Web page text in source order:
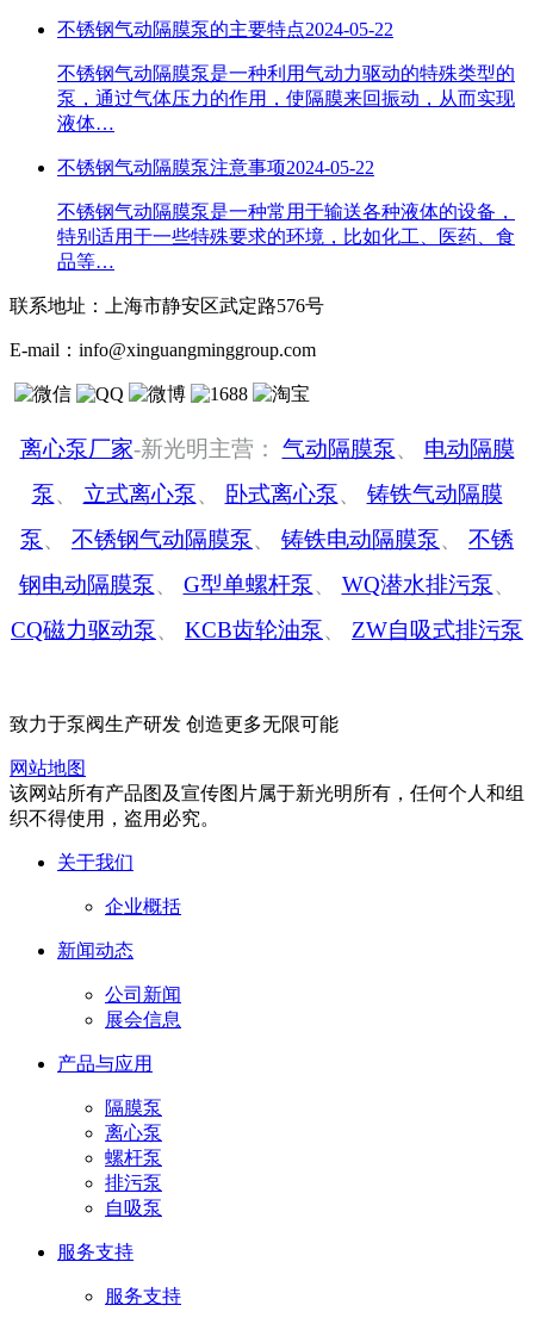
不锈钢气动隔膜泵的主要特点2024-05-22
不锈钢气动隔膜泵是一种利用气动力驱动的特殊类型的
泵，通过气体压力的作用，使隔膜来回振动，从而实现
液体…
不锈钢气动隔膜泵注意事项2024-05-22
不锈钢气动隔膜泵是一种常用于输送各种液体的设备，
特别适用于一些特殊要求的环境，比如化工、医药、食
品等…
联系地址： 上海市静安区武定路576号
E-mail： info@xinguangminggroup.com
离心泵厂家-新光明主营： 气动隔膜泵、 电动隔膜
泵、 立式离心泵、 卧式离心泵、 铸铁气动隔膜
泵、 不锈钢气动隔膜泵、 铸铁电动隔膜泵、 不锈
钢电动隔膜泵、 G型单螺杆泵、 WQ潜水排污泵、
CQ磁力驱动泵、 KCB齿轮油泵、 ZW自吸式排污泵
致力于泵阀生产研发 创造更多无限可能
网站地图
该网站所有产品图及宣传图片属于新光明所有，任何个人和组
织不得使用，盗用必究。
关于我们
企业概括
新闻动态
公司新闻
展会信息
产品与应用
隔膜泵
离心泵
螺杆泵
排污泵
自吸泵
服务支持
服务支持